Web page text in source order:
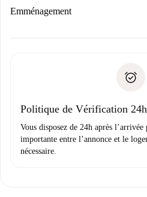
Si refusé : aucun
Justificatif de solvabilité
Emménagement
uniquement si aucun
Politique de Vérification 24h
Vous disposez de 24h après
importante entre l’annonce et le
nécessaire.